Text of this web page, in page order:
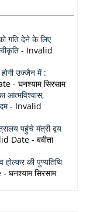
गति देने के लिए
- Invalid
उज्जैन में :
- घनश्याम सिरसाम
आत्मविश्वास,
- Invalid
पहुंचे मंत्री द्वय
Date - बबीता
होल्कर की पुण्यतिथि
- घनश्याम सिरसाम